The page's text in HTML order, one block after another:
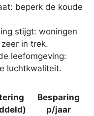
beperk de koude
stijgt: woningen
in trek.
leefomgeving:
luchtkwaliteit.
Besparing
p/jaar